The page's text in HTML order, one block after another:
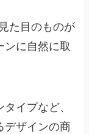
た目のものが
ンに自然に取
イプなど、
デザインの商